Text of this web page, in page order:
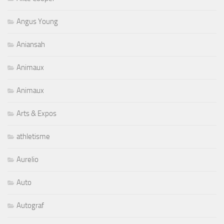
Angus Young
Aniansah
Animaux
Animaux
Arts & Expos
athletisme
Aurelio
Auto
Autograf